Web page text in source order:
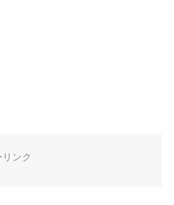
ンク